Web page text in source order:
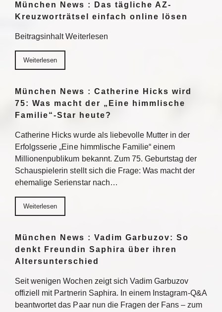
München News : Das tägliche AZ-
Kreuzworträtsel einfach online lösen
Beitragsinhalt Weiterlesen
Weiterlesen
München News : Catherine Hicks wird
75: Was macht der „Eine himmlische
Familie“-Star heute?
Catherine Hicks wurde als liebevolle Mutter in der
Erfolgsserie „Eine himmlische Familie“ einem
Millionenpublikum bekannt. Zum 75. Geburtstag der
Schauspielerin stellt sich die Frage: Was macht der
ehemalige Serienstar nach…
Weiterlesen
München News : Vadim Garbuzov: So
denkt Freundin Saphira über ihren
Altersunterschied
Seit wenigen Wochen zeigt sich Vadim Garbuzov
offiziell mit Partnerin Saphira. In einem Instagram-Q&A
beantwortet das Paar nun die Fragen der Fans – zum